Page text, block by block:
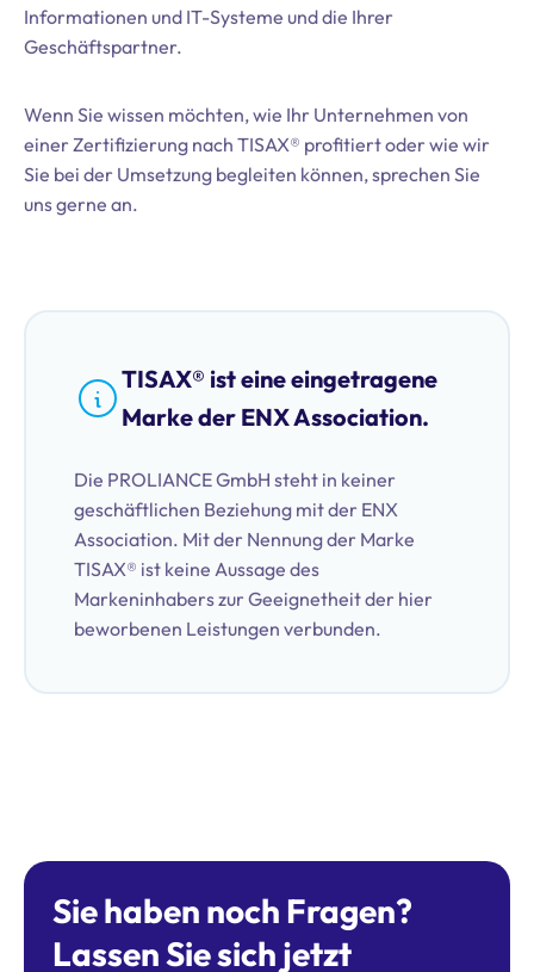
Informationen und IT-Systeme und die Ihrer
Geschäftspartner.
Wenn Sie wissen möchten, wie Ihr Unternehmen von
einer Zertifizierung nach TISAX® profitiert oder wie wir
Sie bei der Umsetzung begleiten können, sprechen Sie
uns gerne an.
TISAX® ist eine eingetragene
Marke der ENX Association.
Die PROLIANCE GmbH steht in keiner
geschäftlichen Beziehung mit der ENX
Association. Mit der Nennung der Marke
TISAX® ist keine Aussage des
Markeninhabers zur Geeignetheit der hier
beworbenen Leistungen verbunden.
Sie haben noch Fragen?
Lassen Sie sich jetzt